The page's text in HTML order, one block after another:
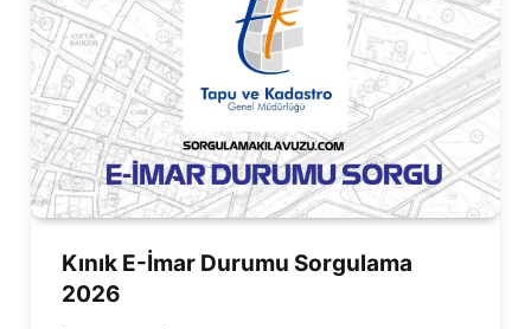
Kınık E-İmar Durumu Sorgulama
2026